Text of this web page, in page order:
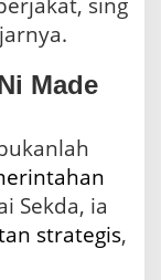
sing
Made
Sekda, ia
strategis,